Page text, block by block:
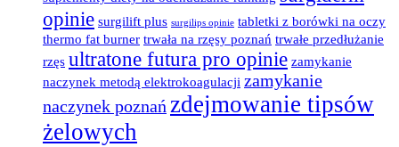
opinie surgilift plus surgilips opinie tabletki z borówki na oczy
thermo fat burner trwała na rzęsy poznań trwałe przedłużanie
rzęs ultratone futura pro opinie zamykanie
naczynek metodą elektrokoagulacji zamykanie
naczynek poznań zdejmowanie tipsów
żelowych